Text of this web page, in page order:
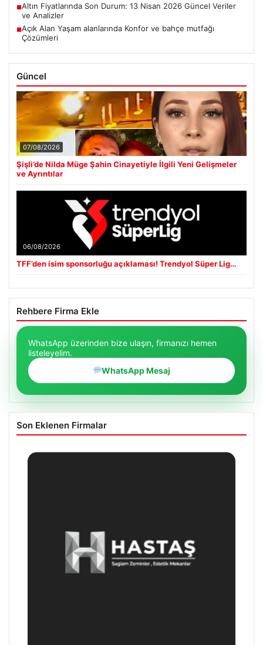
■Altın Fiyatlarında Son Durum: 13 Nisan 2026 Güncel Veriler
ve Analizler
■Açık Alan Yaşam alanlarında Konfor ve bahçe mutfağı
Çözümleri
Güncel
07/08/2026
Şişli’de Nilda Müge Şahin Cinayetiyle İlgili Yeni Gelişmeler
ve Ayrıntılar
06/08/2026
TFF’den isim sponsorluğu açıklaması! Trendyol Süper Lig…
Rehbere Firma Ekle
WhatsApp üzerinden bize ulaşın, firmanızı hemen
listeleyelim.
WhatsApp Mesaj
Son Eklenen Firmalar